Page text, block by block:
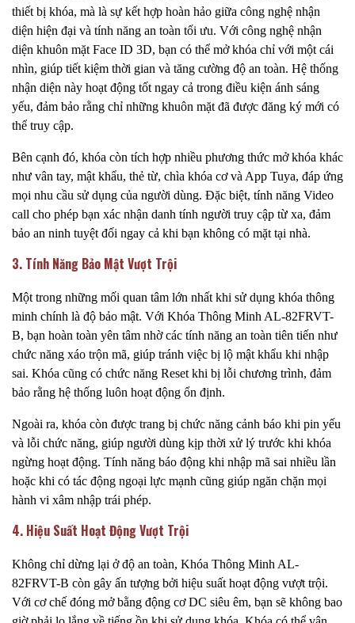
thiết bị khóa, mà là sự kết hợp hoàn hảo giữa công nghệ nhận
diện hiện đại và tính năng an toàn tối ưu. Với công nghệ nhận
diện khuôn mặt Face ID 3D, bạn có thể mở khóa chỉ với một cái
nhìn, giúp tiết kiệm thời gian và tăng cường độ an toàn. Hệ thống
nhận diện này hoạt động tốt ngay cả trong điều kiện ánh sáng
yếu, đảm bảo rằng chỉ những khuôn mặt đã được đăng ký mới có
thể truy cập.
Bên cạnh đó, khóa còn tích hợp nhiều phương thức mở khóa khác
như vân tay, mật khẩu, thẻ từ, chìa khóa cơ và App Tuya, đáp ứng
mọi nhu cầu sử dụng của người dùng. Đặc biệt, tính năng Video
call cho phép bạn xác nhận danh tính người truy cập từ xa, đảm
bảo an ninh tuyệt đối ngay cả khi bạn không có mặt tại nhà.
3. Tính Năng Bảo Mật Vượt Trội
Một trong những mối quan tâm lớn nhất khi sử dụng khóa thông
minh chính là độ bảo mật. Với Khóa Thông Minh AL-82FRVT-
B, bạn hoàn toàn yên tâm nhờ các tính năng an toàn tiên tiến như
chức năng xáo trộn mã, giúp tránh việc bị lộ mật khẩu khi nhập
sai. Khóa cũng có chức năng Reset khi bị lỗi chương trình, đảm
bảo rằng hệ thống luôn hoạt động ổn định.
Ngoài ra, khóa còn được trang bị chức năng cảnh báo khi pin yếu
và lỗi chức năng, giúp người dùng kịp thời xử lý trước khi khóa
ngừng hoạt động. Tính năng báo động khi nhập mã sai nhiều lần
hoặc khi có tác động ngoại lực mạnh cũng giúp ngăn chặn mọi
hành vi xâm nhập trái phép.
4. Hiệu Suất Hoạt Động Vượt Trội
Không chỉ dừng lại ở độ an toàn, Khóa Thông Minh AL-
82FRVT-B còn gây ấn tượng bởi hiệu suất hoạt động vượt trội.
Với cơ chế đóng mở bằng động cơ DC siêu êm, bạn sẽ không bao